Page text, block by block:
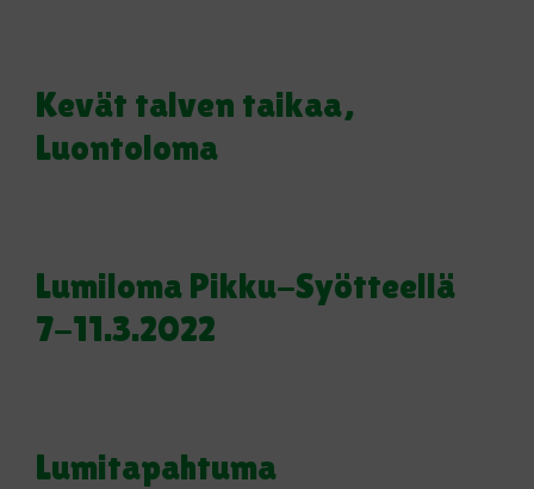
Kevät talven taikaa,
Luontoloma
Lumiloma Pikku-Syötteellä
7-11.3.2022
Lumitapahtuma